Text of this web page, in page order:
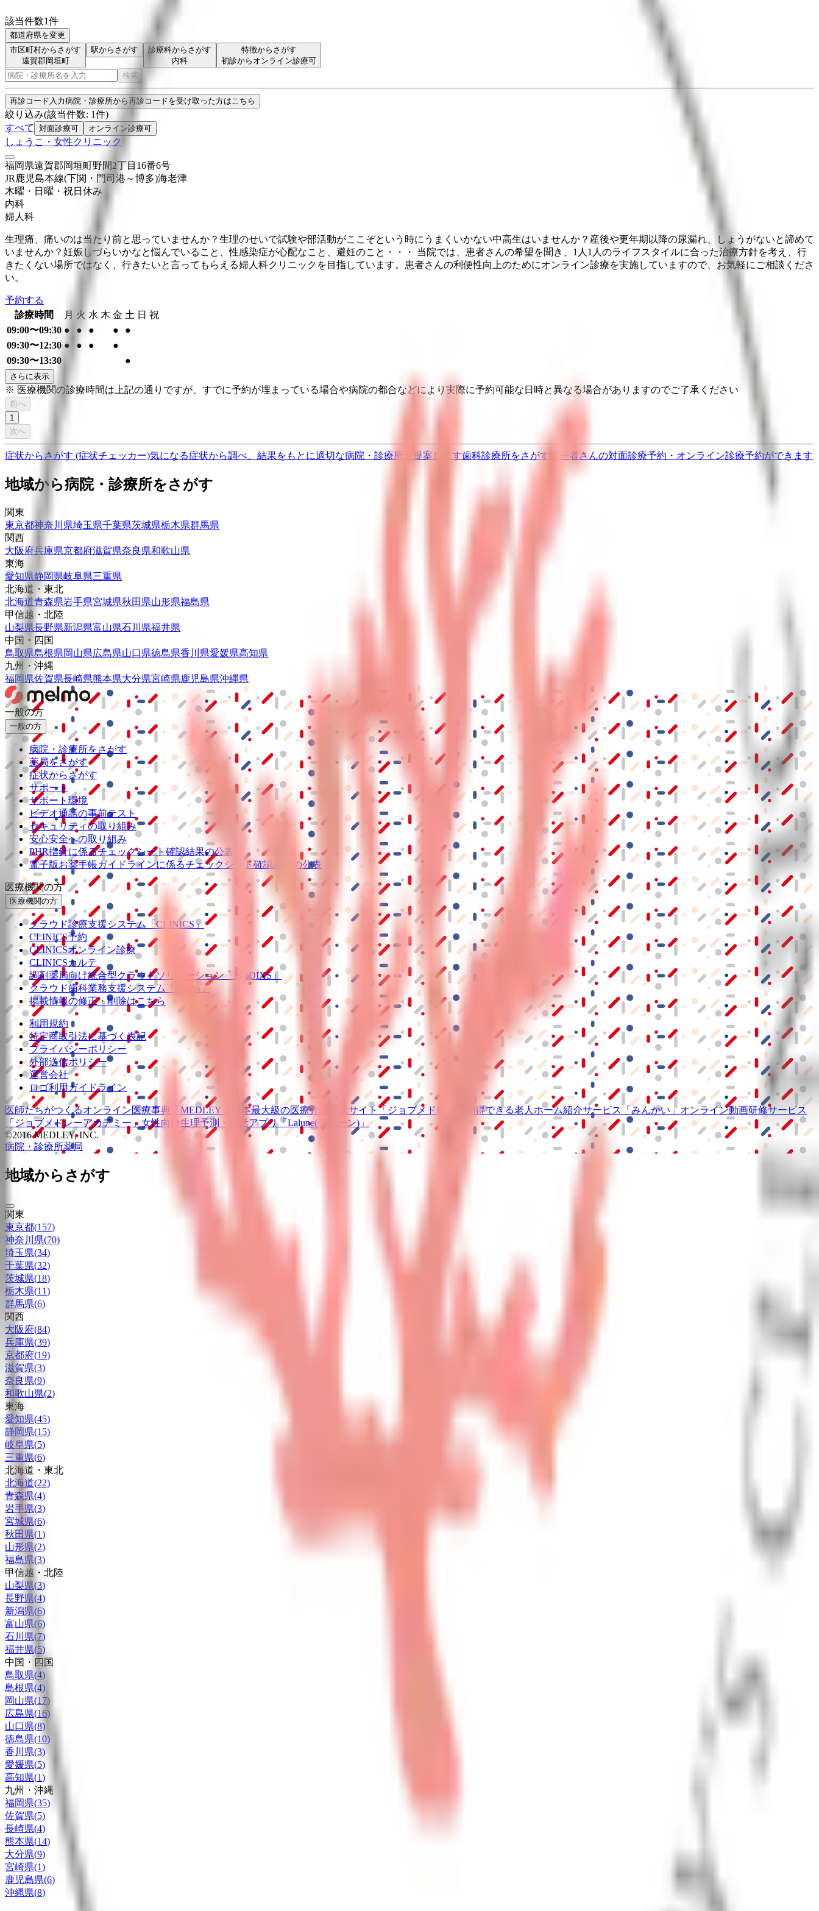
該当件数1件
都道府県を変更
市区町村からさがす
遠賀郡岡垣町
駅からさがす
診療科からさがす
内科
特徴からさがす
初診からオンライン診療可
検索
再診コード入力病院・診療所から再診コードを受け取った方はこちら
絞り込み(該当件数: 1件)
すべて
対面診療可 オンライン診療可
しょうこ・女性クリニック
福岡県遠賀郡岡垣町野間2丁目16番6号
JR鹿児島本線(下関・門司港～博多)海老津
木曜・日曜・祝日 休み
内科
婦人科
生理痛、痛いのは当たり前と思っていませんか？生理のせいで試験や部活動がここぞという時にうまくいかない中高生はいませんか？産後や更年期以降の尿漏れ、しょうがないと諦めて
いませんか？妊娠しづらいかなと悩んでいること、性感染症が心配なこと、避妊のこと・・・ 当院では、患者さんの希望を聞き、1人1人のライフスタイルに合った治療方針を考え、行
きたくない場所ではなく、行きたいと言ってもらえる婦人科クリニックを目指しています。患者さんの利便性向上のためにオンライン診療を実施していますので、お気軽にご相談くださ
い。
予約する
診療時間
月 火 水 木 金 土 日 祝
09:00〜09:30 ● ● ● ●
●
09:30〜12:30 ● ● ●
●
09:30〜13:30
●
さらに表示
※ 医療機関の診療時間は上記の通りですが、すでに予約が埋まっている場合や病院の都合などにより実際に予約可能な日時と異なる場合がありますのでご了承ください
前へ
1
次へ
症状からさがす (症状チェッカー)気になる症状から調べ、結果をもとに適切な病院・診療所を提案します歯科診療所をさがす 歯医者さんの対面診療予約・オンライン診療予約ができます
地域から病院・診療所をさがす
関東
東京都神奈川県埼玉県千葉県茨城県栃木県群馬県
関西
大阪府兵庫県京都府滋賀県奈良県和歌山県
東海
愛知県静岡県岐阜県三重県
北海道・東北
北海道青森県岩手県宮城県秋田県山形県福島県
甲信越・北陸
山梨県長野県新潟県富山県石川県福井県
中国・四国
鳥取県島根県岡山県広島県山口県徳島県香川県愛媛県高知県
九州・沖縄
福岡県佐賀県長崎県熊本県大分県宮崎県鹿児島県沖縄県
一般の方
一般の方
病院・診療所をさがす
薬局をさがす
症状からさがす
サポート
サポート環境
ビデオ通話の事前テスト
セキュリティの取り組み
安心安全への取り組み
PHR指針に係るチェックシート確認結果の公表
電子版お薬手帳ガイドラインに係るチェックシート確認結果の公表
医療機関の方
医療機関の方
クラウド診療支援システム
「CLINICS」
CLINICS予約
CLINICSオンライン診療
CLINICSカルテ
調剤薬局向け統合型クラウドソリューション「MEDIXS」
クラウド歯科業務支援システム
「Dentis」
掲載情報の修正・削除はこちら
利用規約
特定商取引法に基づく表記
プライバシーポリシー
外部送信ポリシー
運営会社
ロゴ利用ガイドライン
医師たちがつくるオンライン医療事典 「MEDLEY」 日本最大級の医療介護求人サイト 「ジョブメドレー」 納得できる老人ホーム紹介サービス 「みんかい」 オンライン動画研修サービス
「ジョブメドレーアカデミー」 女性向け生理予測・妊活アプリ「Lalune(ラルーン)」
©2016 MEDLEY, INC.
病院・診療所薬局
地域からさがす
関東
東京都(157)
神奈川県(70)
埼玉県(34)
千葉県(32)
茨城県(18)
栃木県(11)
群馬県(6)
関西
大阪府(84)
兵庫県(39)
京都府(19)
滋賀県(3)
奈良県(9)
和歌山県(2)
東海
愛知県(45)
静岡県(15)
岐阜県(5)
三重県(6)
北海道・東北
北海道(22)
青森県(4)
岩手県(3)
宮城県(6)
秋田県(1)
山形県(2)
福島県(3)
甲信越・北陸
山梨県(3)
長野県(4)
新潟県(6)
富山県(6)
石川県(7)
福井県(5)
中国・四国
鳥取県(4)
島根県(4)
岡山県(17)
広島県(16)
山口県(8)
徳島県(10)
香川県(3)
愛媛県(5)
高知県(1)
九州・沖縄
福岡県(35)
佐賀県(5)
長崎県(4)
熊本県(14)
大分県(9)
宮崎県(1)
鹿児島県(6)
沖縄県(8)